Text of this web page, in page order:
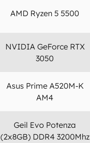
AMD Ryzen 5 5500
NVIDIA GeForce RTX
3050
Asus Prime A520M-K
AM4
Geil Evo Potenza
(2x8GB) DDR4 3200Mhz